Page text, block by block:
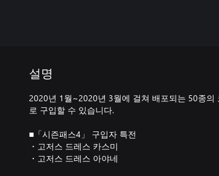
설명
2020년 1월~2020년 3월에 걸쳐 배포되는 50종
로 구입할 수 있습니다.
■「시즌패스4」 구입자 특전
・고저스 드레스 카스미
・고저스 드레스 아야네